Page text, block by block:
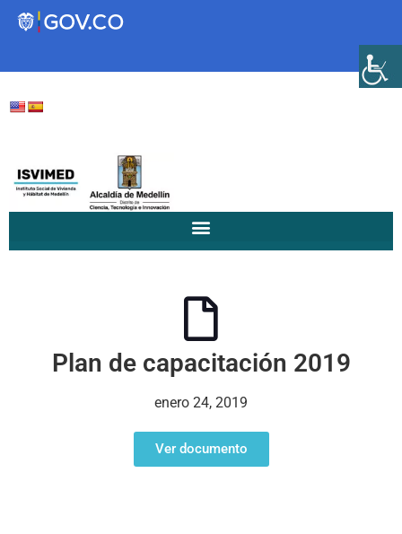
Transparencia
Participa
Hábitat de Medellín
Servicios
Vivienda Nueva
Vivienda un proyecto
Plan de capacitación 2019
enero 24, 2019
Ver documento